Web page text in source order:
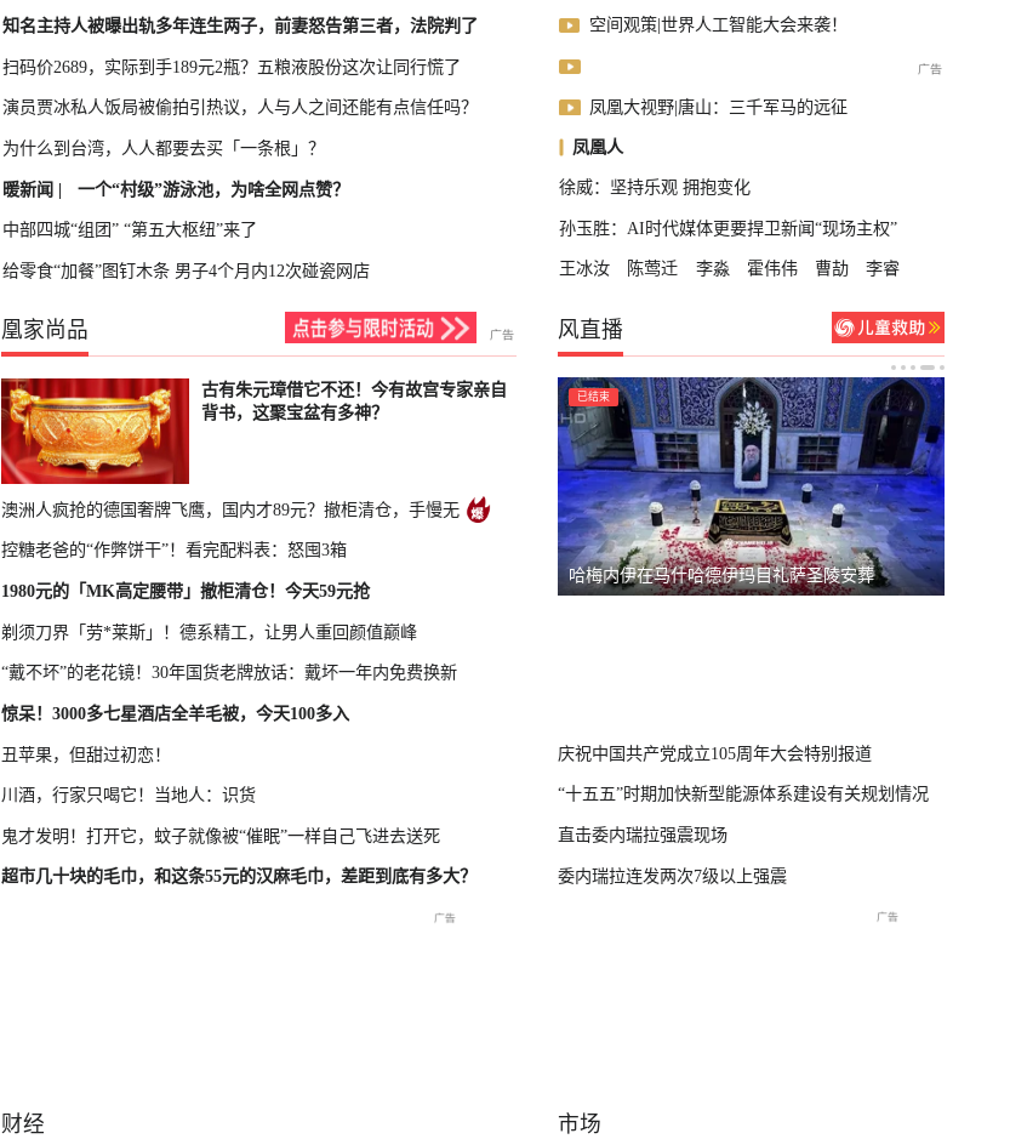
知名主持人被曝出轨多年连生两子，前妻怒告第三者，法院判了
扫码价2689，实际到手189元2瓶？五粮液股份这次让同行慌了
演员贾冰私人饭局被偷拍引热议，人与人之间还能有点信任吗？
为什么到台湾，人人都要去买「一条根」？
暖新闻 | 一个“村级”游泳池，为啥全网点赞？
中部四城“组团” “第五大枢纽”来了
给零食“加餐”图钉木条 男子4个月内12次碰瓷网店
空间观策|世界人工智能大会来袭！
凤凰大视野|唐山：三千军马的远征
凤凰人
徐威：坚持乐观 拥抱变化
孙玉胜：AI时代媒体更要捍卫新闻“现场主权”
王冰汝 陈莺迁 李淼 霍伟伟 曹劼 李睿
凰家尚品
古有朱元璋借它不还！今有故宫专家亲自
背书，这聚宝盆有多神？
澳洲人疯抢的德国奢牌飞鹰，国内才89元？撤柜清仓，手慢无
控糖老爸的“作弊饼干”！看完配料表：怒囤3箱
1980元的「MK高定腰带」撤柜清仓！今天59元抢
剃须刀界「劳*莱斯」！德系精工，让男人重回颜值巅峰
“戴不坏”的老花镜！30年国货老牌放话：戴坏一年内免费换新
惊呆！3000多七星酒店全羊毛被，今天100多入
丑苹果，但甜过初恋！
川酒，行家只喝它！当地人：识货
鬼才发明！打开它，蚊子就像被“催眠”一样自己飞进去送死
超市几十块的毛巾，和这条55元的汉麻毛巾，差距到底有多大？
风直播
最新进展
已结束 已结束
哈梅内伊在马什哈德伊玛目礼萨圣陵安葬
庆祝中国共产党成立105周年大会特别报道
“十五五”时期加快新型能源体系建设有关规划情况
直击委内瑞拉强震现场
委内瑞拉连发两次7级以上强震
财经 市场